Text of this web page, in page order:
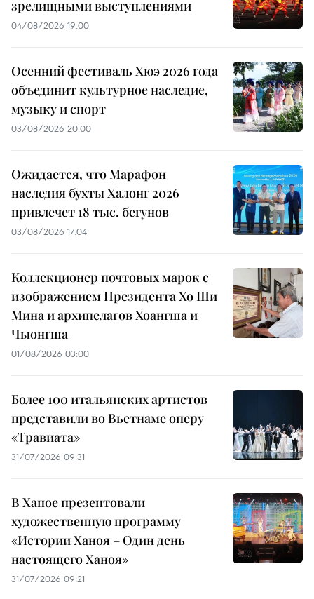
зрелищными выступлениями
04/08/2026 19:00
Осенний фестиваль Хюэ 2026 года
объединит культурное наследие,
музыку и спорт
03/08/2026 20:00
Ожидается, что Марафон
наследия бухты Халонг 2026
привлечет 18 тыс. бегунов
03/08/2026 17:04
Коллекционер почтовых марок с
изображением Президента Хо Ши
Мина и архипелагов Хоангша и
Чыонгша
01/08/2026 03:00
Более 100 итальянских артистов
представили во Вьетнаме оперу
«Травиата»
31/07/2026 09:31
В Ханое презентовали
художественную программу
«Истории Ханоя – Один день
настоящего Ханоя»
31/07/2026 09:21